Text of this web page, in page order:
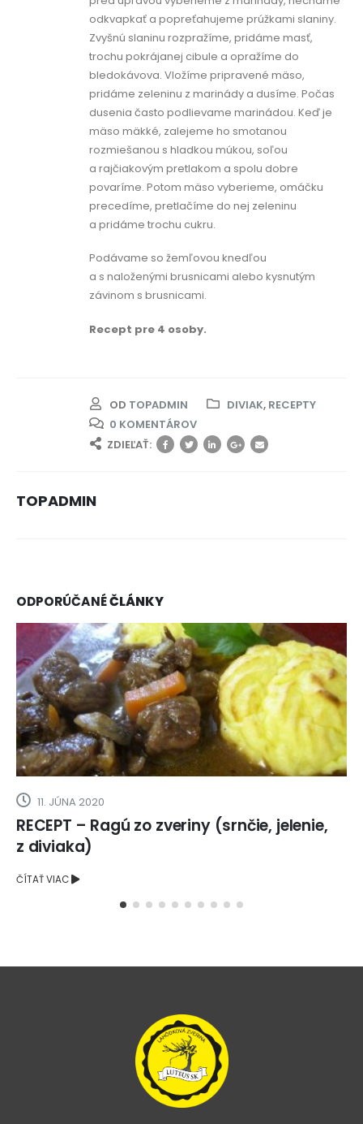
odkvapkať a popreťahujeme prúžkami slaniny.
Zvyšnú slaninu rozpražíme, pridáme masť,
trochu pokrájanej cibule a opražíme do
bledokávova. Vložíme pripravené mäso,
pridáme zeleninu z marinády a dusíme. Počas
dusenia často podlievame marinádou. Keď je
mäso mäkké, zalejeme ho smotanou
rozmiešanou s hladkou múkou, soľou
a rajčiakovým pretlakom a spolu dobre
povaríme. Potom mäso vyberieme, omáčku
precedíme, pretlačíme do nej zeleninu
a pridáme trochu cukru.
Podávame so žemľovou knedľou
a s naloženými brusnicami alebo kysnutým
závinom s brusnicami.
Recept pre 4 osoby.
OD TOPADMIN DIVIAK, RECEPTY
0 KOMENTÁROV
ZDIEĽAŤ:
TOPADMIN
ODPORÚČANÉČLÁNKY
11. JÚNA 2020
RECEPT – Ragú zo zveriny (srnčie, jelenie,
z diviaka)
ČÍTAŤ VIAC